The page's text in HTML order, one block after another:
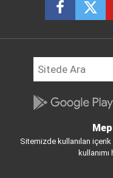
Sitemizde kullanılan içerik